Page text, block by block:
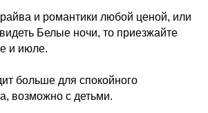
и романтики любой ценой, или
Белые ночи, то приезжайте
и июле.
больше для спокойного
возможно с детьми.